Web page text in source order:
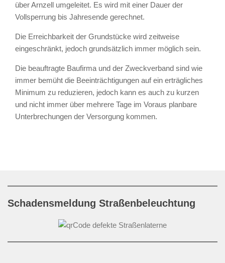
über Arnzell umgeleitet. Es wird mit einer Dauer der
Vollsperrung bis Jahresende gerechnet.
Die Erreichbarkeit der Grundstücke wird zeitweise
eingeschränkt, jedoch grundsätzlich immer möglich sein.
Die beauftragte Baufirma und der Zweckverband sind wie
immer bemüht die Beeinträchtigungen auf ein erträgliches
Minimum zu reduzieren, jedoch kann es auch zu kurzen
und nicht immer über mehrere Tage im Voraus planbare
Unterbrechungen der Versorgung kommen.
Schadensmeldung Straßenbeleuchtung